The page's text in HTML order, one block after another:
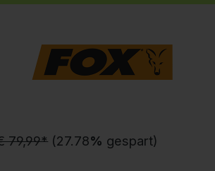
a
b
79,99* (27.78% gespart)